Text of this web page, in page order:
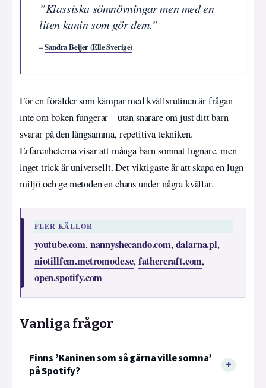
”Klassiska sömnövningar men med en
liten kanin som gör dem.”
–Sandra Beijer (Elle Sverige)
För en förälder som kämpar med kvällsrutinen är frågan
inte om boken fungerar – utan snarare om just ditt barn
svarar på den långsamma, repetitiva tekniken.
Erfarenheterna visar att många barn somnat lugnare, men
inget trick är universellt. Det viktigaste är att skapa en lugn
miljö och ge metoden en chans under några kvällar.
FLER KÄLLOR
youtube.com, nannyshecando.com, dalarna.pl,
niotillfem.metromode.se, fathercraft.com,
open.spotify.com
Vanliga frågor
Finns ’Kaninen som så gärna ville somna’
på Spotify?